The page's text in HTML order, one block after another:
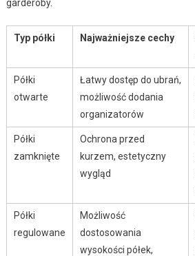
garderoby.
Typ półki Najważniejsze cechy
Półki
otwarte
Łatwy dostęp do ubrań,
możliwość dodania
organizatorów
Półki
zamknięte
Ochrona przed
kurzem, estetyczny
wygląd
Półki
regulowane
Możliwość
dostosowania
wysokości półek,